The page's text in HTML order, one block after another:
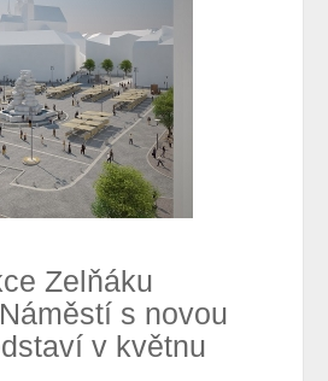
Zelňáku
s novou
v květnu